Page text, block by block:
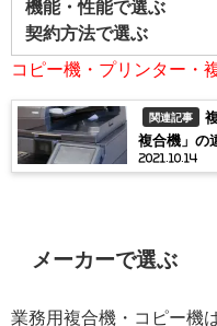
機能・性能で選ぶ
契約方法で選ぶ
コピー機・プリンター・
関連記事
複合機」の
2021.10.14
メーカーで選ぶ
業務用複合機・コピー機